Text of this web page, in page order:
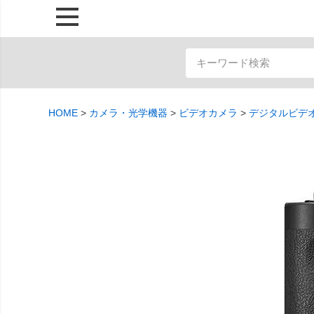
HOME カメラ・光学機器 ビデオカメラ デジタルビデ